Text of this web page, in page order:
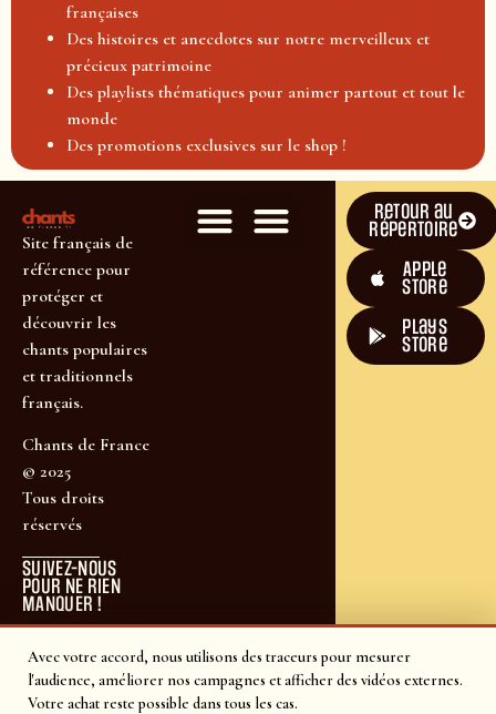
Avec votre accord, nous utilisons des traceurs pour mesurer
l'audience, améliorer nos campagnes et afficher des vidéos externes.
Votre achat reste possible dans tous les cas.
françaises
Des histoires et anecdotes sur notre merveilleux et
précieux patrimoine
Des playlists thématiques pour animer partout et tout le
monde
Des promotions exclusives sur le shop !
Site français de
référence pour
protéger et
découvrir les
chants populaires
et traditionnels
français.
Chants de France
© 2025
Tous droits
réservés
SUIVEZ-NOUS
POUR NE RIEN
MANQUER !
Retour au
répertoire
Apple
Store
plays
store